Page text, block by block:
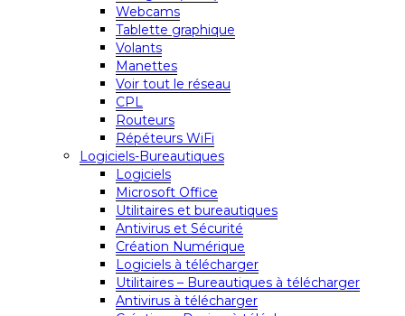
Webcams
Tablette graphique
Volants
Manettes
Voir tout le réseau
CPL
Routeurs
Répéteurs WiFi
Logiciels-Bureautiques
Logiciels
Microsoft Office
Utilitaires et bureautiques
Antivirus et Sécurité
Création Numérique
Logiciels à télécharger
Utilitaires – Bureautiques à télécharger
Antivirus à télécharger